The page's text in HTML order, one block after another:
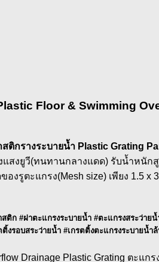
Floor & Swimming
ติกรางระบายน้ำ Plastic Grating
แสงยูวี(ทนทานกลางแดด) รับน้ำหนั
องรูตะแกรง(Mesh size) เพียง 1.5
ติก #ฝาตะแกรงระบายน้ำ #ตะแกรงสระว่า
งรอบสระว่ายน้ำ #เกรตติ้งตะแกรงระบาย